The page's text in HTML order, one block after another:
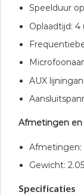
Speelduur
Oplaadtijd: 4
AUX
Afmetingen en
Afmetingen:
Gewicht:
Specificaties